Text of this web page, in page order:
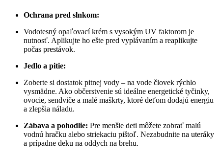
Ochrana pred slnkom:
Vodotesný opaľovací krém s vysokým UV faktorom je
nutnosť. Aplikujte ho ešte pred vyplávaním a reaplikujte
počas prestávok.
Jedlo a pitie:
Zoberte si dostatok pitnej vody – na vode človek rýchlo
vysmädne. Ako občerstvenie sú ideálne energetické tyčinky,
ovocie, sendviče a malé maškrty, ktoré deťom dodajú energiu
a zlepšia náladu.
Zábava a pohodlie: Pre menšie deti môžete zobrať malú
vodnú hračku alebo striekaciu pištoľ. Nezabudnite na uteráky
a prípadne deku na oddych na brehu.